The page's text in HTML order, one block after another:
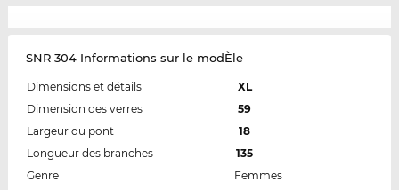
SNR 304 Informations sur le modÈle
Dimensions et détails
XL
Dimension des verres
59
Largeur du pont
18
Longueur des branches
135
Genre
Femmes